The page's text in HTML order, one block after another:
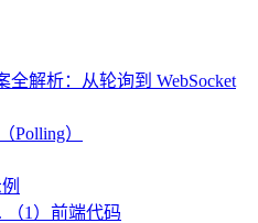
解析：从轮询到 WebSocket
Polling）
（1）前端代码